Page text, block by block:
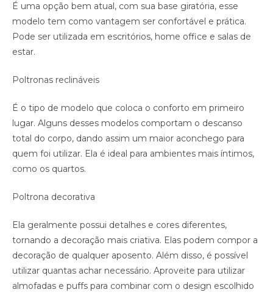
É uma opção bem atual, com sua base giratória, esse
modelo tem como vantagem ser confortável e prática.
Pode ser utilizada em escritórios, home office e salas de
estar.
Poltronas reclináveis
É o tipo de modelo que coloca o conforto em primeiro
lugar. Alguns desses modelos comportam o descanso
total do corpo, dando assim um maior aconchego para
quem foi utilizar. Ela é ideal para ambientes mais íntimos,
como os quartos.
Poltrona decorativa
Ela geralmente possui detalhes e cores diferentes,
tornando a decoração mais criativa. Elas podem compor a
decoração de qualquer aposento. Além disso, é possível
utilizar quantas achar necessário. Aproveite para utilizar
almofadas e puffs para combinar com o design escolhido